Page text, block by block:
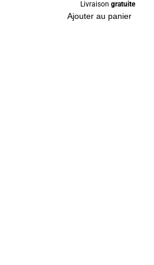
Livraison gratuite
Ajouter au panier